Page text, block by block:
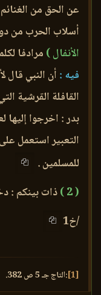
عن الحق من
أسلاب الحرب من
الأنفال ) مرادفا
فيه : أن النبي قال
القافلة القرشية
بدر : اخرجوا إليها
التعبير استعمل
للمسلمين .
( 2 )
ذات بينكم :
/خ1
[1] :التاج جـ 5 ص 382.